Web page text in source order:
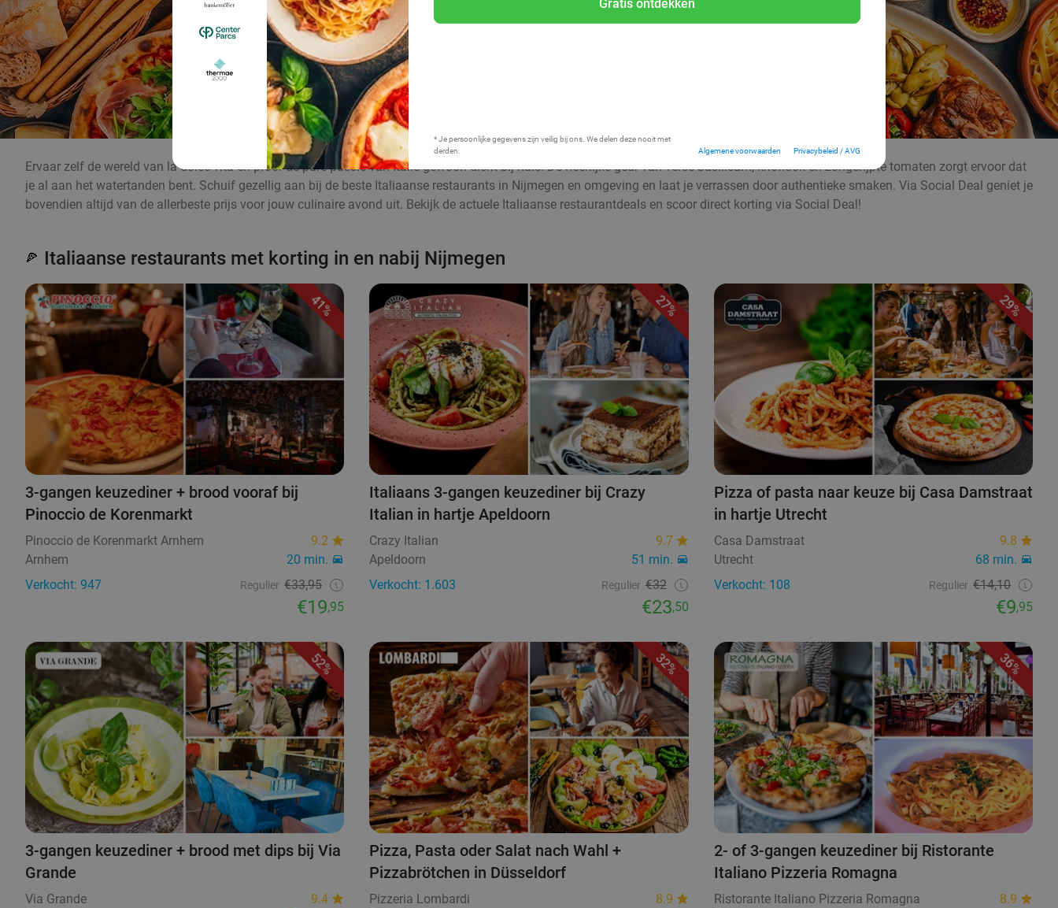
Gratis ontdekken
* Je persoonlijke gegevens zijn veilig bij ons. We delen deze nooit met
derden.
Algemene voorwaarden Privacybeleid / AVG
Ervaar zelf de wereld van la dolce vita en proef de pure passie van Italië gewoon dicht bij huis. De heerlijke geur van verse basilicum, knoflook en zongerijpte tomaten zorgt ervoor dat
je al aan het watertanden bent. Schuif gezellig aan bij de beste Italiaanse restaurants in Nijmegen en omgeving en laat je verrassen door authentieke smaken. Via Social Deal geniet je
bovendien altijd van de allerbeste prijs voor jouw culinaire avond uit. Bekijk de actuele Italiaanse restaurantdeals en scoor direct korting via Social Deal!
🍕 Italiaanse restaurants met korting in en nabij Nijmegen
41%
3-gangen keuzediner + brood vooraf bij
Pinoccio de Korenmarkt
Pinoccio de Korenmarkt Arnhem
9.2
Arnhem
20 min.
Verkocht: 947
Regulier €33,95
€19,95
27%
Italiaans 3-gangen keuzediner bij Crazy
Italian in hartje Apeldoorn
Crazy Italian
9.7
Apeldoorn
51 min.
Verkocht: 1.603
Regulier €32
€23,50
29%
Pizza of pasta naar keuze bij Casa Damstraat
in hartje Utrecht
Casa Damstraat
9.8
Utrecht
68 min.
Verkocht: 108
Regulier €14,10
€9,95
52%
3-gangen keuzediner + brood met dips bij Via
Grande
Via Grande
9.4
32%
Pizza, Pasta oder Salat nach Wahl +
Pizzabrötchen in Düsseldorf
Pizzeria Lombardi
8.9
36%
2- of 3-gangen keuzediner bij Ristorante
Italiano Pizzeria Romagna
Ristorante Italiano Pizzeria Romagna
8.9